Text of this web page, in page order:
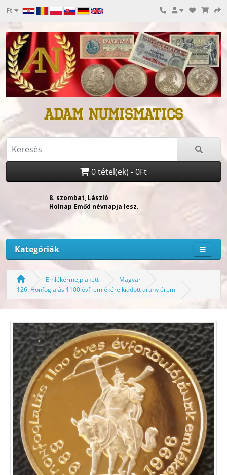
Ft
ADAM NUMISMATICS
0 tétel(ek) - 0Ft
Kategóriák
Emlékérme,plakett
Magyar
126. Honfoglalás 1100.évf. emlékére kiadott arany érem